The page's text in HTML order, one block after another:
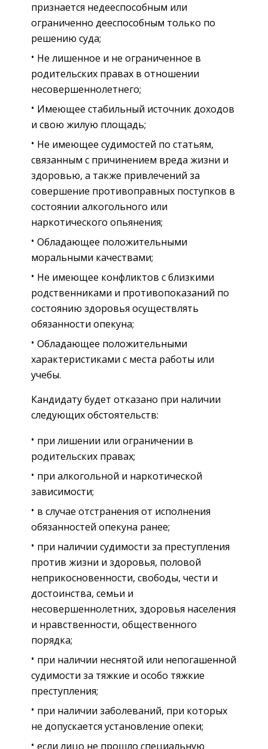
признается недееспособным или
ограниченно дееспособным только по
решению суда;
Не лишенное и не ограниченное в
родительских правах в отношении
несовершеннолетнего;
Имеющее стабильный источник доходов
и свою жилую площадь;
Не имеющее судимостей по статьям,
связанным с причинением вреда жизни и
здоровью, а также привлечений за
совершение противоправных поступков в
состоянии алкогольного или
наркотического опьянения;
Обладающее положительными
моральными качествами;
Не имеющее конфликтов с близкими
родственниками и противопоказаний по
состоянию здоровья осуществлять
обязанности опекуна;
Обладающее положительными
характеристиками с места работы или
учебы.
Кандидату будет отказано при наличии
следующих обстоятельств:
при лишении или ограничении в
родительских правах;
при алкогольной и наркотической
зависимости;
в случае отстранения от исполнения
обязанностей опекуна ранее;
при наличии судимости за преступления
против жизни и здоровья, половой
неприкосновенности, свободы, чести и
достоинства, семьи и
несовершеннолетних, здоровья населения
и нравственности, общественного
порядка;
при наличии неснятой или непогашенной
судимости за тяжкие и особо тяжкие
преступления;
при наличии заболеваний, при которых
не допускается установление опеки;
если лицо не прошло специальную